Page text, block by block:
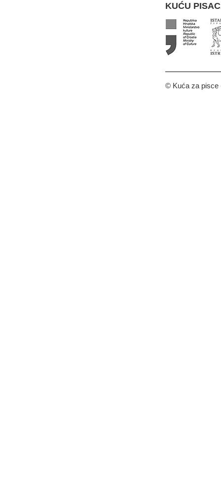
KUĆU
© Kuća za pisce